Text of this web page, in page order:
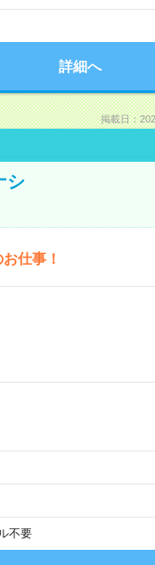
詳細へ
掲載日：
シ
仕事！
不要